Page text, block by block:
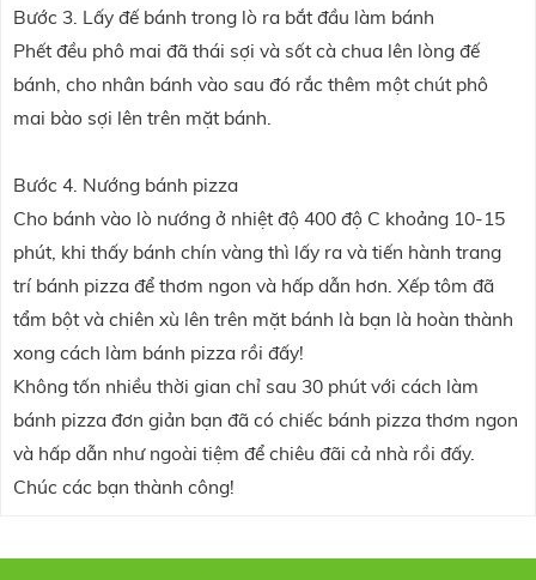
Bước 3. Lấy đế bánh trong lò ra bắt đầu làm bánh
Phết đều phô mai đã thái sợi và sốt cà chua lên lòng đế
bánh, cho nhân bánh vào sau đó rắc thêm một chút phô
mai bào sợi lên trên mặt bánh.
Bước 4. Nướng bánh pizza
Cho bánh vào lò nướng ở nhiệt độ 400 độ C khoảng 10-15
phút, khi thấy bánh chín vàng thì lấy ra và tiến hành trang
trí bánh pizza để thơm ngon và hấp dẫn hơn. Xếp tôm đã
tẩm bột và chiên xù lên trên mặt bánh là bạn là hoàn thành
xong cách làm bánh pizza rồi đấy!
Không tốn nhiều thời gian chỉ sau 30 phút với cách làm
bánh pizza đơn giản bạn đã có chiếc bánh pizza thơm ngon
và hấp dẫn như ngoài tiệm để chiêu đãi cả nhà rồi đấy.
Chúc các bạn thành công!